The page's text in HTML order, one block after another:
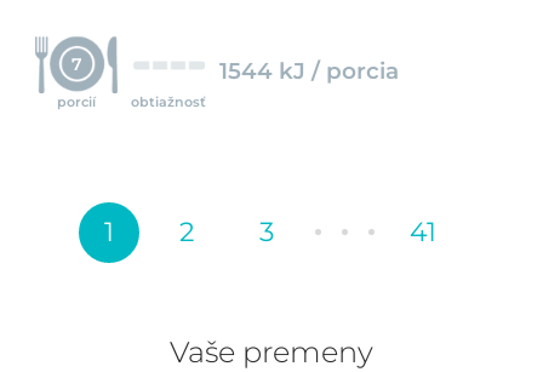
7
porcií obtiažnosť
1544 kJ / porcia
1 2 3 41
Vaše premeny